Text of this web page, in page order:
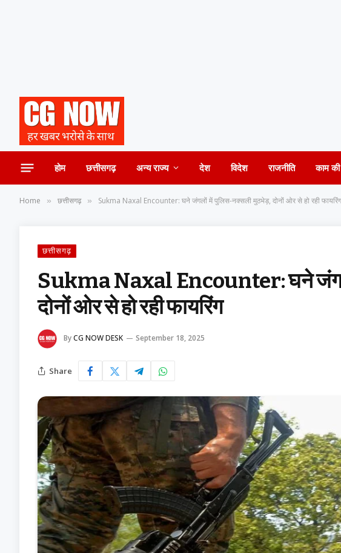
होम छत्तीसगढ़ अन्य राज्य देश विदेश राजनीति काम
Home » छत्तीसगढ़ » Sukma Naxal Encounter: घने जंगलों में पुलिस-नक्सली मुठभेड़, दोनों ओर से हो रही फायरिंग
छत्तीसगढ़
Sukma Naxal Encounter: घने
दोनों ओर से हो रही फायरिंग
ByCG NOW DESK September 18, 2025
Share